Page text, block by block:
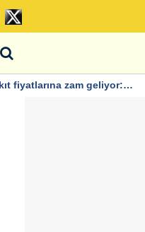
fiyatlarına zam geliyor: